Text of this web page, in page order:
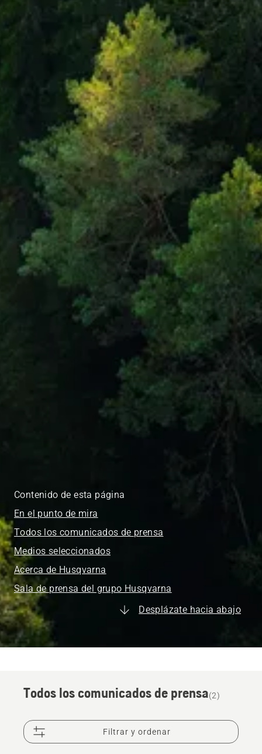
Contenido de esta página
En el punto de mira
Todos los comunicados de prensa
Medios seleccionados
Acerca de Husqvarna
Sala de prensa del grupo Husqvarna
Desplázate hacia abajo
Todos los comunicados de prensa(2)
Filtrar y ordenar